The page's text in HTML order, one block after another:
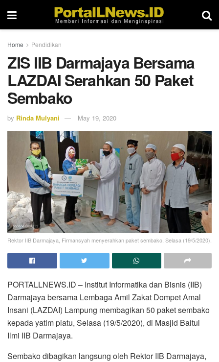
Home Pendidikan
ZIS IIB Darmajaya Bersama
LAZDAI Serahkan 50 Paket
Sembako
by Rinda Mulyani May 19, 2020
Rektor IIB Darmajaya, Firmansyah menyerahkan paket sembako, Selasa (19/5/2020).
PORTALLNEWS.ID – Institut Informatika dan Bisnis (IIB)
Darmajaya bersama Lembaga Amil Zakat Dompet Amal
Insani (LAZDAI) Lampung membagikan 50 paket sembako
kepada yatim piatu, Selasa (19/5/2020), di Masjid Baitul
Ilmi IIB Darmajaya.
Sembako dibagikan langsung oleh Rektor IIB Darmajaya,